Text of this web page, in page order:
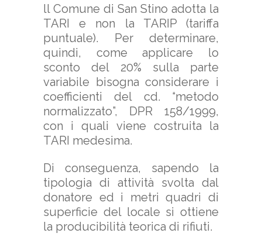
ll Comune di San Stino adotta la
TARI e non la TARIP (tariffa
puntuale). Per determinare,
quindi, come applicare lo
sconto del 20% sulla parte
variabile bisogna considerare i
coefficienti del cd. “metodo
normalizzato”, DPR 158/1999,
con i quali viene costruita la
TARI medesima.
Di conseguenza, sapendo la
tipologia di attività svolta dal
donatore ed i metri quadri di
superficie del locale si ottiene
la producibilità teorica di rifiuti.